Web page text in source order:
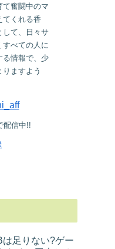
て奮闘中のマ
てくれる香
して、日々サ
すべての人に
る情報で、少
ますよう
配信中!!
は足りない?ゲー